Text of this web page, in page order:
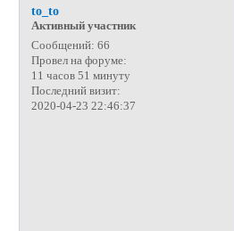
to_to
Активный участник
Сообщений: 66
Провел на форуме:
11 часов 51 минуту
Последний визит:
2020-04-23 22:46:37